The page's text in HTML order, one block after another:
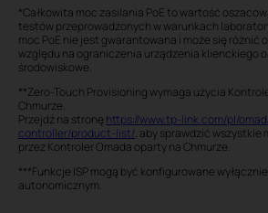
*Całkowita moc zasilania PoE to wartość
testów przeprowadzonych w warunkach
moc PoE nie jest gwarantowana i może się różnić
względu na ograniczenia urządzenia klienckiego
środowiskowe.
**Zero-Touch Provisioning wymaga użycia
Chmurze.
Przejdź na stronę https://www.tp-link.com/pl/
controller/product-list/, aby sprawdzić wszystkie
przez Kontroler Omada oparty na Chmurze.
***Funkcje ISP mogą być konfigurowane
autonomicznym.